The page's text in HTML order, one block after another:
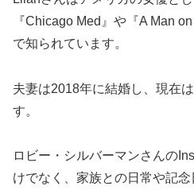
『Chicago Med』や『A Man
で知られています。
夫妻は2018年に結婚し、現在
す。
ロビー・シルバーマンさんの
けでなく、家族との日常や記